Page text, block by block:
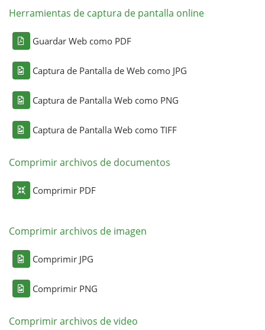
Herramientas de captura de pantalla online
Guardar Web como PDF
Captura de Pantalla de Web como JPG
Captura de Pantalla Web como PNG
Captura de Pantalla Web como TIFF
Comprimir archivos de documentos
Comprimir PDF
Comprimir archivos de imagen
Comprimir JPG
Comprimir PNG
Comprimir archivos de video